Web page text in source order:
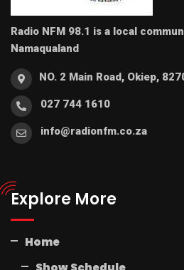
Radio NFM 98.1 is a local
Namaqualand
NO. 2 Main Road, Okiep,
027 744 1610
info@radionfm.co.za
Explore More
Home